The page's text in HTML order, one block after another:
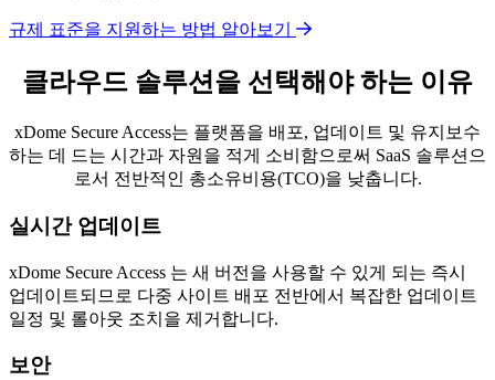
규제 표준을 지원하는 방법 알아보기
클라우드 솔루션을 선택해야 하는 이유
xDome Secure Access는 플랫폼을 배포, 업데이트 및 유지보수
하는 데 드는 시간과 자원을 적게 소비함으로써 SaaS 솔루션으
로서 전반적인 총소유비용(TCO)을 낮춥니다.
실시간 업데이트
xDome Secure Access 는 새 버전을 사용할 수 있게 되는 즉시
업데이트되므로 다중 사이트 배포 전반에서 복잡한 업데이트
일정 및 롤아웃 조치을 제거합니다.
보안